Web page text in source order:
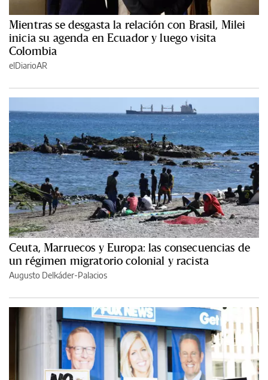
Mientras se desgasta la relación con Brasil, Milei
inicia su agenda en Ecuador y luego visita
Colombia
elDiarioAR
Ceuta, Marruecos y Europa: las consecuencias de
un régimen migratorio colonial y racista
Augusto Delkáder-Palacios